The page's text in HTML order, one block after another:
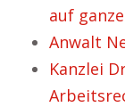
auf
Anwalt
Kanzlei